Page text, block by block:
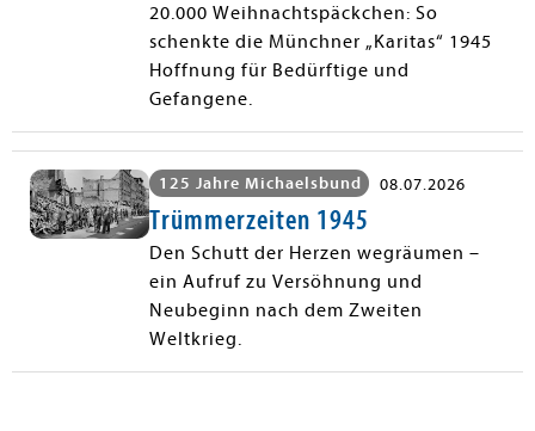
20.000 Weihnachtspäckchen: So
schenkte die Münchner „Karitas“ 1945
Hoffnung für Bedürftige und
Gefangene.
125 Jahre Michaelsbund 08.07.2026
Trümmerzeiten 1945
Den Schutt der Herzen wegräumen –
ein Aufruf zu Versöhnung und
Neubeginn nach dem Zweiten
Weltkrieg.